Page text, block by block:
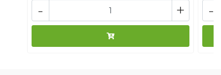
+
- -